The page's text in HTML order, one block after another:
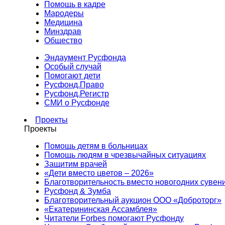
Помощь в кадре
Мародеры
Медицина
Минздрав
Общество
Эндаумент Русфонда
Особый случай
Помогают дети
Русфонд.Право
Русфонд.Регистр
СМИ о Русфонде
Проекты
Проекты
Помощь детям в больницах
Помощь людям в чрезвычайных ситуациях
Защитим врачей
«Дети вместо цветов – 2026»
Благотворительность вместо новогодних
Русфонд & Зумба
Благотворительный аукцион ООО «Доброторг»
«Екатерининская Ассамблея»
Читатели Forbes помогают Русфонду